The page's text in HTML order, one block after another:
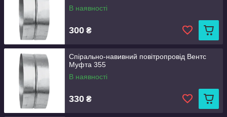
В наявності
300 ₴
Спірально-навивний повітропровід Вентс
Муфта 355
В наявності
330 ₴